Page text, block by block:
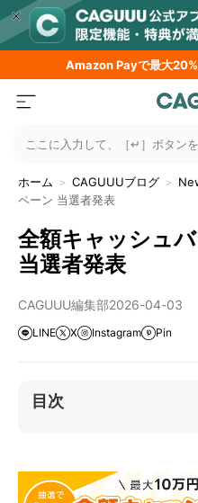
AmazonPayで最大20%
ここに入力して、［↵］ボタン
ホーム ＞ CAGUUUブログ ＞
ペーン 当選者発表
全額キャッシュ
当選者発表
CAGUUU編集部2026-04-03
LINE X Instagram Pin
目次